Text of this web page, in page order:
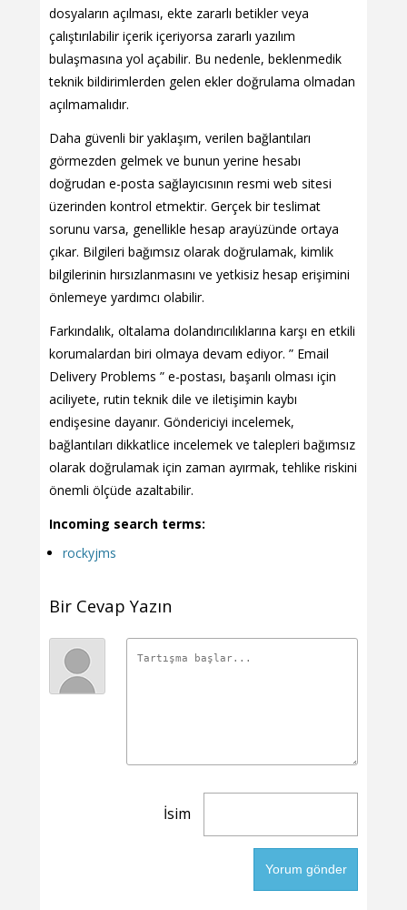
dosyaların açılması, ekte zararlı betikler veya
çalıştırılabilir içerik içeriyorsa zararlı yazılım
bulaşmasına yol açabilir. Bu nedenle, beklenmedik
teknik bildirimlerden gelen ekler doğrulama olmadan
açılmamalıdır.
Daha güvenli bir yaklaşım, verilen bağlantıları
görmezden gelmek ve bunun yerine hesabı
doğrudan e-posta sağlayıcısının resmi web sitesi
üzerinden kontrol etmektir. Gerçek bir teslimat
sorunu varsa, genellikle hesap arayüzünde ortaya
çıkar. Bilgileri bağımsız olarak doğrulamak, kimlik
bilgilerinin hırsızlanmasını ve yetkisiz hesap erişimini
önlemeye yardımcı olabilir.
Farkındalık, oltalama dolandırıcılıklarına karşı en etkili
korumalardan biri olmaya devam ediyor. ” Email
Delivery Problems ” e-postası, başarılı olması için
aciliyete, rutin teknik dile ve iletişimin kaybı
endişesine dayanır. Göndericiyi incelemek,
bağlantıları dikkatlice incelemek ve talepleri bağımsız
olarak doğrulamak için zaman ayırmak, tehlike riskini
önemli ölçüde azaltabilir.
Incoming search terms:
rockyjms
Bir Cevap Yazın
İsim